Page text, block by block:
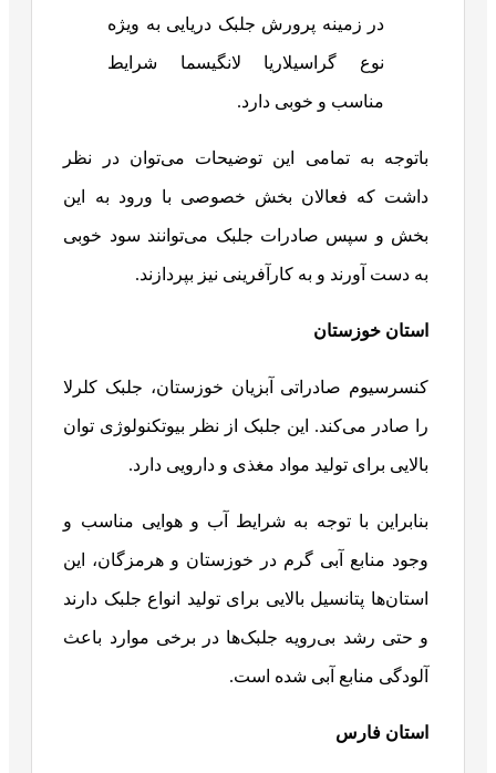
در زمینه پرورش جلبک دریایی به ویژه
نوع گراسیلاریا لانگیسما شرایط
مناسب و خوبی دارد.
باتوجه به تمامی این توضیحات می‌توان در نظر
داشت که فعالان بخش خصوصی با ورود به این
بخش و سپس صادرات جلبک می‌توانند سود خوبی
به دست آورند و به کارآفرینی نیز بپردازند.
استان خوزستان
کنسرسیوم صادراتی آبزیان خوزستان، جلبک کلرلا
را صادر می‌کند. این جلبک از نظر بیوتکنولوژی توان
بالایی برای تولید مواد مغذی و دارویی دارد.
بنابراین با توجه به شرایط آب و هوایی مناسب و
وجود منابع آبی گرم در خوزستان و هرمزگان، این
استان‌ها پتانسیل بالایی برای تولید انواع جلبک دارند
و حتی رشد بی‌رویه جلبک‌ها در برخی موارد باعث
آلودگی منابع آبی شده است.
استان فارس